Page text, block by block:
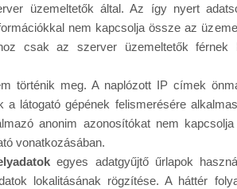
üzemeltetők által. Az így nyert
nem kapcsolja össze az
csak az szerver üzemeltetők férnek
történik meg. A naplózott IP címek
a látogató gépének felismerésére
anonim azonosítókat nem
vonatkozásában.
egyes adatgyűjtő űrlapok
lokalitásának rögzítése. A háttér